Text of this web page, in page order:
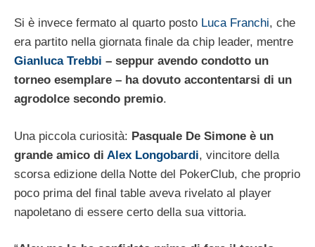
Si è invece fermato al quarto posto Luca Franchi, che
era partito nella giornata finale da chip leader, mentre
Gianluca Trebbi – seppur avendo condotto un
torneo esemplare – ha dovuto accontentarsi di un
agrodolce secondo premio.
Una piccola curiosità: Pasquale De Simone è un
grande amico di Alex Longobardi, vincitore della
scorsa edizione della Notte del PokerClub, che proprio
poco prima del final table aveva rivelato al player
napoletano di essere certo della sua vittoria.